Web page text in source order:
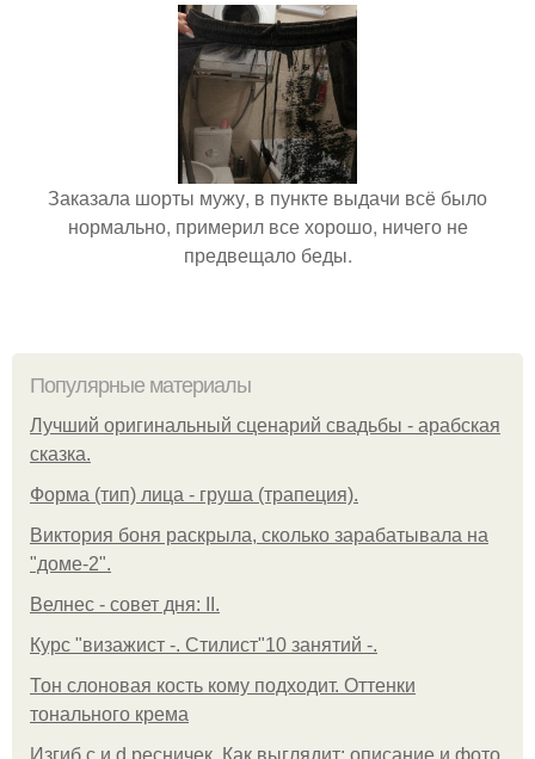
Заказала шорты мужу, в пункте выдачи всё было
нормально, примерил все хорошо, ничего не
предвещало беды.
Популярные материалы
Лучший оригинальный сценарий свадьбы - арабская
сказка.
Форма (тип) лица - груша (трапеция).
Виктория боня раскрыла, сколько зарабатывала на
"доме-2".
Велнес - совет дня: II.
Курс "визажист -. Стилист"10 занятий -.
Тон слоновая кость кому подходит. Оттенки
тонального крема
Изгиб c и d ресничек. Как выглядит: описание и фото